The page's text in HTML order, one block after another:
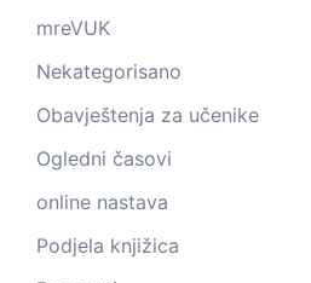
mreVUK
Nekategorisano
Obavještenja za učenike
Ogledni časovi
online nastava
Podjela knjižica